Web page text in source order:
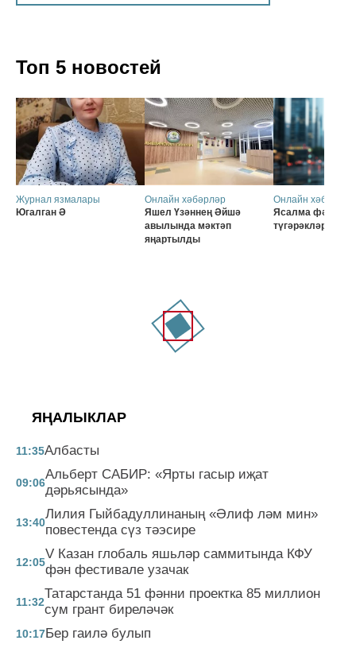
Топ 5 новостей
Журнал язмалары
Югалган Ә
Онлайн хәбәрләр
Яшел Үзәннең Әйшә
авылында мәктәп
яңартылды
Онлайн хәбәрләр
Ясалма фәһем
түгәрәкләр
ЯҢАЛЫКЛАР
11:35Албасты
09:06
Альберт САБИР: «Ярты гасыр иҗат
дәрьясында»
13:40
Лилия Гыйбадуллинаның «Әлиф ләм мин»
повестенда сүз тәэсире
12:05
V Казан глобаль яшьләр саммитында КФУ
фән фестивале узачак
11:32
Татарстанда 51 фәнни проектка 85 миллион
сум грант биреләчәк
10:17Бер гаилә булып